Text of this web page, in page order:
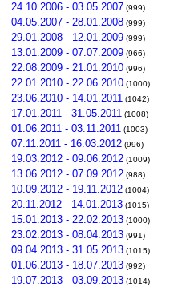
24.10.2006 - 03.05.2007 (999)
04.05.2007 - 28.01.2008 (999)
29.01.2008 - 12.01.2009 (999)
13.01.2009 - 07.07.2009 (966)
22.08.2009 - 21.01.2010 (996)
22.01.2010 - 22.06.2010 (1000)
23.06.2010 - 14.01.2011 (1042)
17.01.2011 - 31.05.2011 (1008)
01.06.2011 - 03.11.2011 (1003)
07.11.2011 - 16.03.2012 (996)
19.03.2012 - 09.06.2012 (1009)
13.06.2012 - 07.09.2012 (988)
10.09.2012 - 19.11.2012 (1004)
20.11.2012 - 14.01.2013 (1015)
15.01.2013 - 22.02.2013 (1000)
23.02.2013 - 08.04.2013 (991)
09.04.2013 - 31.05.2013 (1015)
01.06.2013 - 18.07.2013 (992)
19.07.2013 - 03.09.2013 (1014)